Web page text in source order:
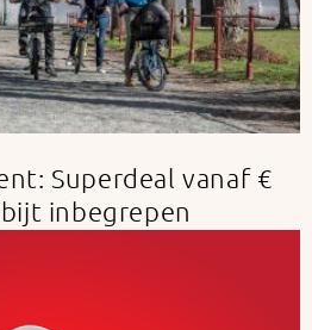
Superdeal vanaf €
inbegrepen